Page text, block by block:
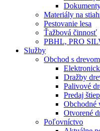
Materiály na
Pestovanie lesa
Ťažbová činnosť
PBHL, PRO
Služby
Obchod s drevom
Dražby
Palivové
Predaj
Obchodné
Otvorené
Poľovníctvo